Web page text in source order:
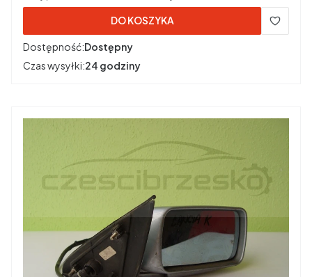
DO KOSZYKA
Dostępność:Dostępny
Czas wysyłki:24 godziny